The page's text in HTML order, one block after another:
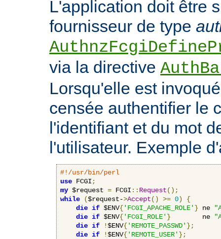
L'application doit être
fournisseur de type
via la directive
Lorsqu'elle est
censée authentifier le
l'identifiant et du mot
l'utilisateur. Exemple
#!/usr/bin/perl
use FCGI ;
my $request = FCGI :: Request();
while
($request->Accept() >= 0)
{
die if $ENV{'FCGI_APACHE_ROLE' } ne
die if $ENV{'FCGI_ROLE' }
        ne
die if !$ENV{'REMOTE_PASSWD' };
die if !$ENV{'REMOTE_USER' };